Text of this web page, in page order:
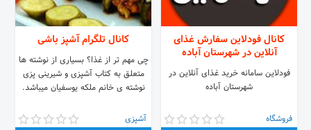
کانال فودلاین سفارش غذای
آنلاین در شهرستان آباده
فودلاین سامانه خرید غذای آنلاین در
شهرستان آباده
فروشگاه
کانال تلگرام آشپز باشی
چی مهم تر از غذا؟ بسیاری از نوشته ها
متعلق به کتاب آشپزی و شیرینی پزی
نوشته ی خانم ملکه یوسفیان میباشد.
آشپزی